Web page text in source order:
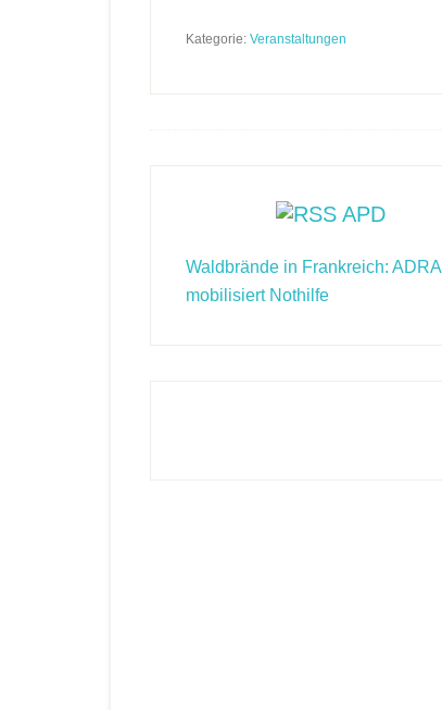
Kategorie: Veranstaltungen
APD
Waldbrände in Frankreich: ADRA
mobilisiert Nothilfe